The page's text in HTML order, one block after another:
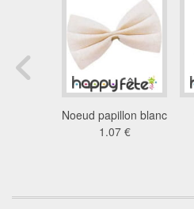
Noeud papillon blanc
1.07 €